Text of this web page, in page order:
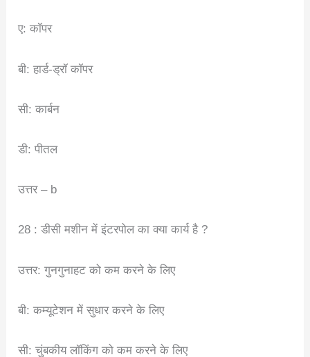
ए: कॉपर
बी: हार्ड-ड्रॉ कॉपर
सी: कार्बन
डी: पीतल
उत्तर – b
28 : डीसी मशीन में इंटरपोल का क्या कार्य है ?
उत्तर: गुनगुनाहट को कम करने के लिए
बी: कम्यूटेशन में सुधार करने के लिए
सी: चुंबकीय लॉकिंग को कम करने के लिए